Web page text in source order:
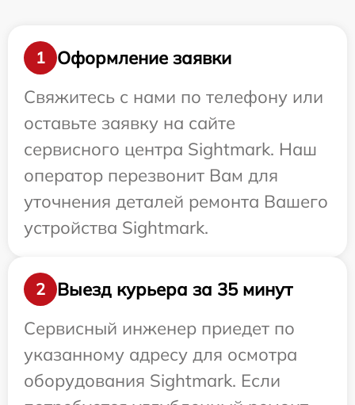
1
Оформление заявки
Свяжитесь с нами по телефону или
оставьте заявку на сайте
сервисного центра Sightmark. Наш
оператор перезвонит Вам для
уточнения деталей ремонта Вашего
устройства Sightmark.
2
Выезд курьера за 35 минут
Сервисный инженер приедет по
указанному адресу для осмотра
оборудования Sightmark. Если